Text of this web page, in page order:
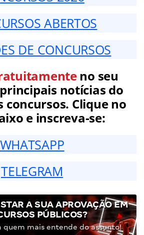
ABERTOS
DE CONCURSOS
no seu
notícias do
concursos. Clique no
e inscreva-se:
WHATSAPP
TELEGRAM
A SUA APROVAÇÃO EM
PÚBLICOS?
quem mais entende do assunto!